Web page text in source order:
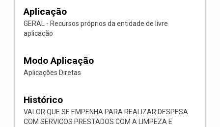
Aplicação
GERAL - Recursos próprios da entidade de livre
aplicação
Modo Aplicação
Aplicações Diretas
Histórico
VALOR QUE SE EMPENHA PARA REALIZAR DESPESA
COM SERVICOS PRESTADOS COM A LIMPEZA E